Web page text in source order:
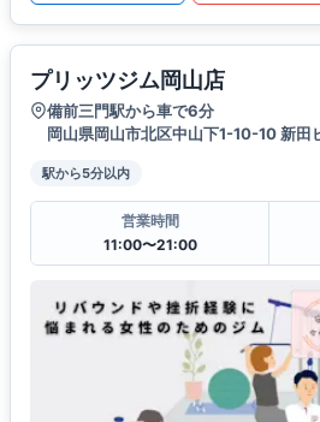
プリッツジム岡山店
備前三門駅から車で6分
岡山県岡山市北区中山下1-10-10 新田
駅から5分以内
営業時間
11:00〜21:00